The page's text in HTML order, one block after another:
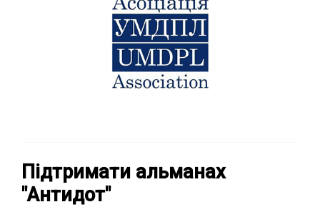
Підтримати альманах
"Антидот"